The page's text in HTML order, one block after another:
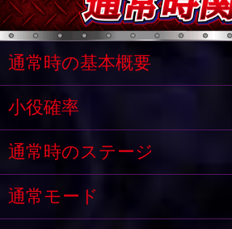
通常時の基本概要
小役確率
通常時のステージ
通常モード